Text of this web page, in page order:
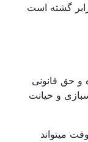
گشته است
و حق قانونی
و خیانت
میتواند